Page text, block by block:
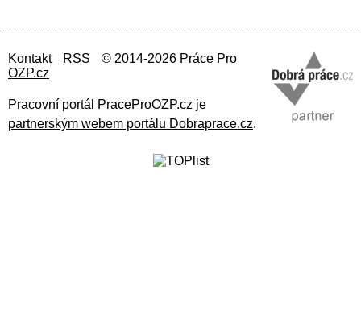
Kontakt RSS © 2014-2026 Práce Pro
OZP.cz
Pracovní portál PraceProOZP.cz je
partnerským webem portálu Dobraprace.cz.